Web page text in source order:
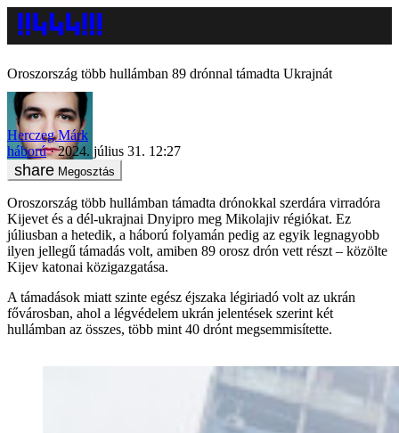
Oroszország több hullámban 89 drónnal támadta Ukrajnát
Herczeg Márk
háború
2024. július 31. 12:27
Megosztás
Oroszország több hullámban támadta drónokkal szerdára virradóra
Kijevet és a dél-ukrajnai Dnyipro meg Mikolajiv régiókat. Ez
júliusban a hetedik, a háború folyamán pedig az egyik legnagyobb
ilyen jellegű támadás volt, amiben 89 orosz drón vett részt – közölte
Kijev katonai közigazgatása.
A támadások miatt szinte egész éjszaka légiriadó volt az ukrán
fővárosban, ahol a légvédelem ukrán jelentések szerint két
hullámban az összes, több mint 40 drónt megsemmisítette.